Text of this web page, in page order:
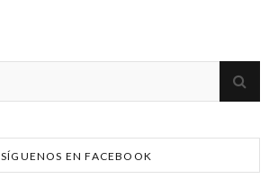
SÍGUENOS EN FACEBOOK